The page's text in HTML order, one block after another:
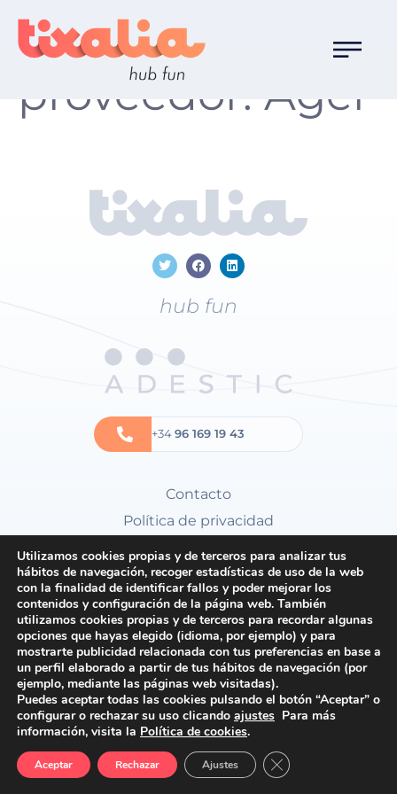
Destino
proveedor: Àger
hub fun
+3496 169 19 43
Contacto
Política de privacidad
Condiciones generales
Utilizamos cookies propias y de terceros para analizar tus
hábitos de navegación, recoger estadísticas de uso de la web
con la finalidad de identificar fallos y poder mejorar los
contenidos y configuración de la página web. También
utilizamos cookies propias y de terceros para recordar algunas
opciones que hayas elegido (idioma, por ejemplo) y para
mostrarte publicidad relacionada con tus preferencias en base a
un perfil elaborado a partir de tus hábitos de navegación (por
ejemplo, mediante las páginas web visitadas).
Puedes aceptar todas las cookies pulsando el botón “Aceptar” o
configurar o rechazar su uso clicando ajustes Para más
información, visita la Política de cookies.
Aceptar Rechazar Ajustes Cerrar el banner de